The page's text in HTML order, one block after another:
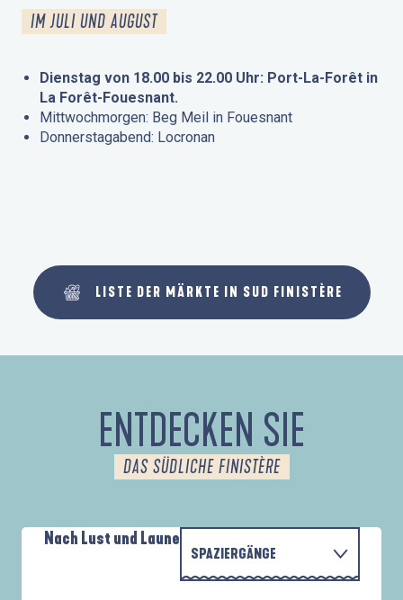
IM JULI UND AUGUST
Dienstag von 18.00 bis 22.00 Uhr: Port-La-Forêt in
La Forêt-Fouesnant.
Mittwochmorgen: Beg Meil in Fouesnant
Donnerstagabend: Locronan
LISTE DER MÄRKTE IN SUD FINISTÈRE
ENTDECKEN SIE
DAS SÜDLICHE FINISTÈRE
Nach Lust und Laune
SPAZIERGÄNGE